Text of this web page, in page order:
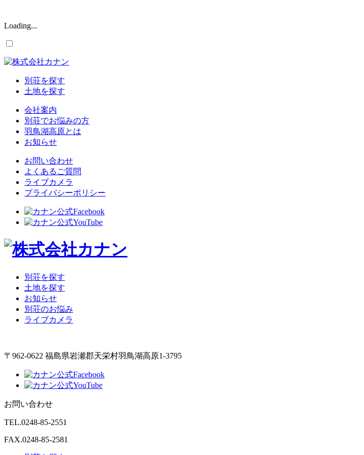
Loading...
別荘を探す
土地を探す
会社案内
別荘でお悩みの方
羽鳥湖高原とは
お知らせ
お問い合わせ
よくあるご質問
ライブカメラ
プライバシーポリシー
別荘を探す
土地を探す
お知らせ
別荘のお悩み
ライブカメラ
〒962-0622 福島県岩瀬郡天栄村羽鳥湖高原1-3795
お問い合わせ
TEL.0248-85-2551
FAX.0248-85-2581